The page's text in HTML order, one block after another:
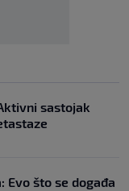
sastojak
Evo što se događa